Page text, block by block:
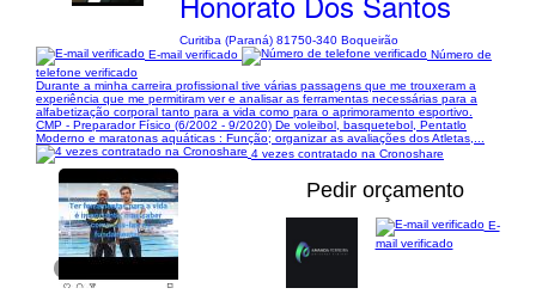
Curitiba (Paraná) 81750-340 Boqueirão
E-mail verificado
Número de
telefone verificado
Durante a minha carreira profissional tive várias passagens que me trouxeram a
experiência que me permitiram ver e analisar as ferramentas necessárias para a
alfabetização corporal tanto para a vida como para o aprimoramento esportivo.
CMP - Preparador Físico (6/2002 - 9/2020) De voleibol, basquetebol, Pentatlo
Moderno e maratonas aquáticas : Função; organizar as avaliações dos Atletas,...
4 vezes contratado na Cronoshare
Pedir orçamento
E-
mail verificado